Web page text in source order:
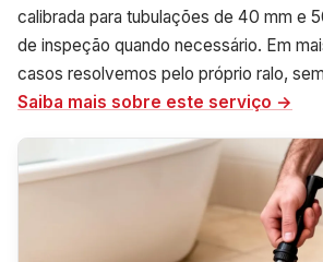
calibrada para tubulações de 40 mm e
de inspeção quando necessário. Em
casos resolvemos pelo próprio ralo,
Saiba mais sobre este serviço →